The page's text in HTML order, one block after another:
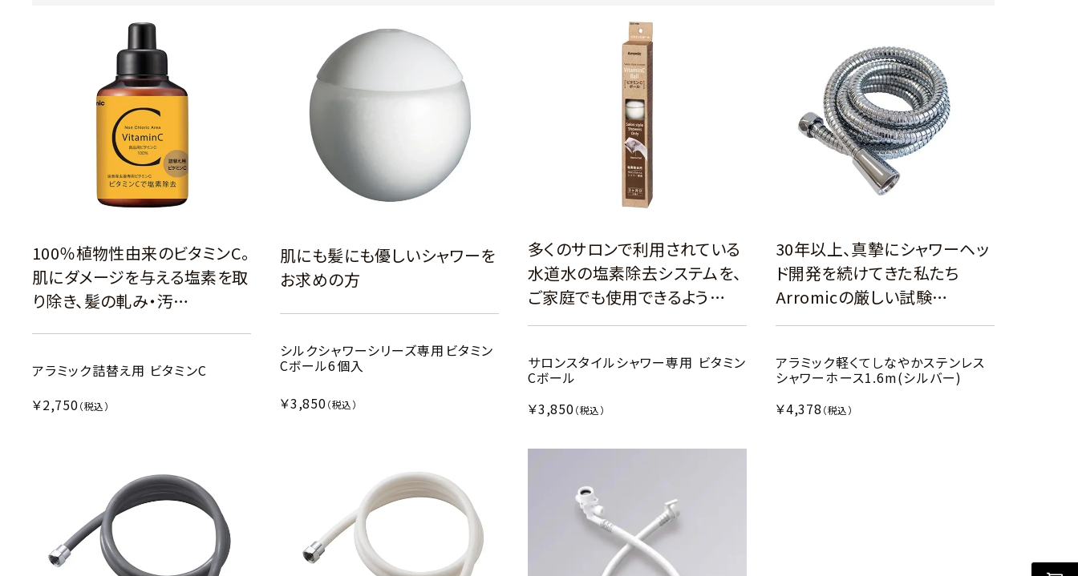
100％植物性由来のビタミンC。
肌にダメージを与える塩素を取
り除き、髪の軋み・汚…
アラミック詰替え用 ビタミンC
￥2,750（税込）
肌にも髪にも優しいシャワーを
お求めの方
シルクシャワーシリーズ専用ビタミン
Cボール6個入
￥3,850（税込）
多くのサロンで利用されている
水道水の塩素除去システムを、
ご家庭でも使用できるよう…
サロンスタイルシャワー専用 ビタミン
Cボール
￥3,850（税込）
30年以上、真摯にシャワーヘッ
ド開発を続けてきた私たち
Arromicの厳しい試験…
アラミック軽くてしなやかステンレス
シャワーホース1.6m(シルバー)
￥4,378 （税込）